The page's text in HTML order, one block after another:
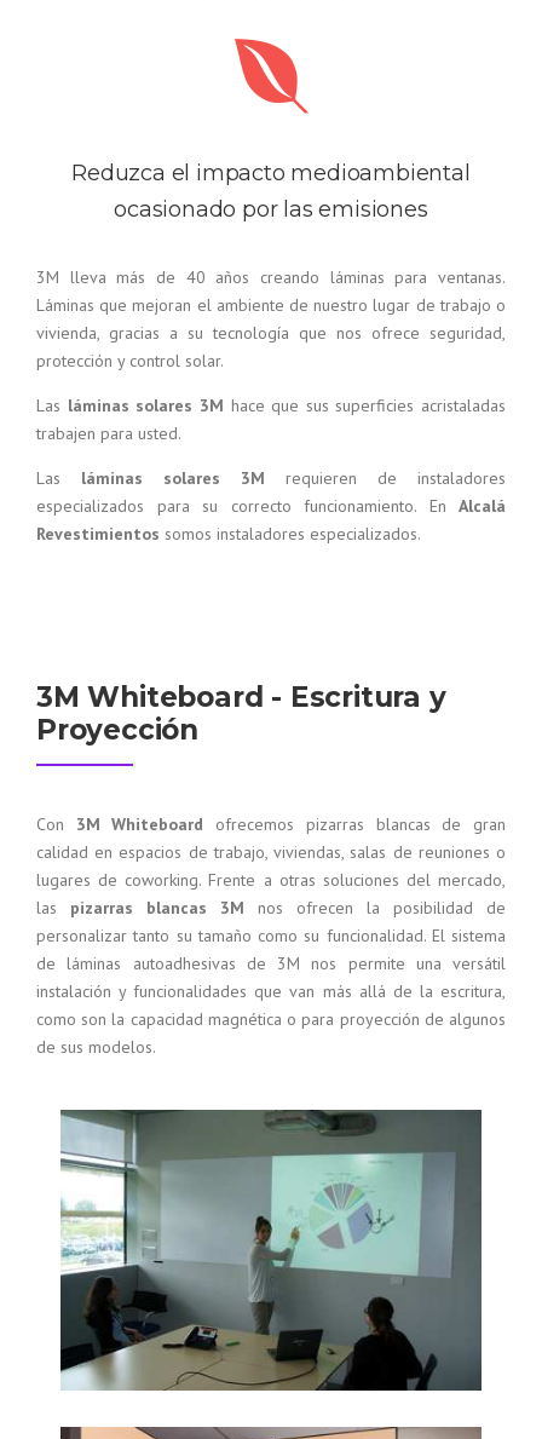
Reduzca el impacto medioambiental
ocasionado por las emisiones
3M lleva más de 40 años creando láminas para ventanas.
Láminas que mejoran el ambiente de nuestro lugar de trabajo o
vivienda, gracias a su tecnología que nos ofrece seguridad,
protección y control solar.
Las láminas solares 3M hace que sus superficies acristaladas
trabajen para usted.
Las láminas solares 3M requieren de instaladores
especializados para su correcto funcionamiento. En Alcalá
Revestimientos somos instaladores especializados.
3M Whiteboard - Escritura y
Proyección
Con 3M Whiteboard ofrecemos pizarras blancas de gran
calidad en espacios de trabajo, viviendas, salas de reuniones o
lugares de coworking. Frente a otras soluciones del mercado,
las pizarras blancas 3M nos ofrecen la posibilidad de
personalizar tanto su tamaño como su funcionalidad. El sistema
de láminas autoadhesivas de 3M nos permite una versátil
instalación y funcionalidades que van más allá de la escritura,
como son la capacidad magnética o para proyección de algunos
de sus modelos.